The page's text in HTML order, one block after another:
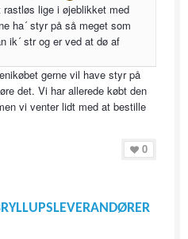
lige i øjeblikket med
ha´ styr på så meget som
ik´ str og er ved at dø af
gerne vil have styr på
det. Vi har allerede købt den
vi venter lidt med at bestille
0